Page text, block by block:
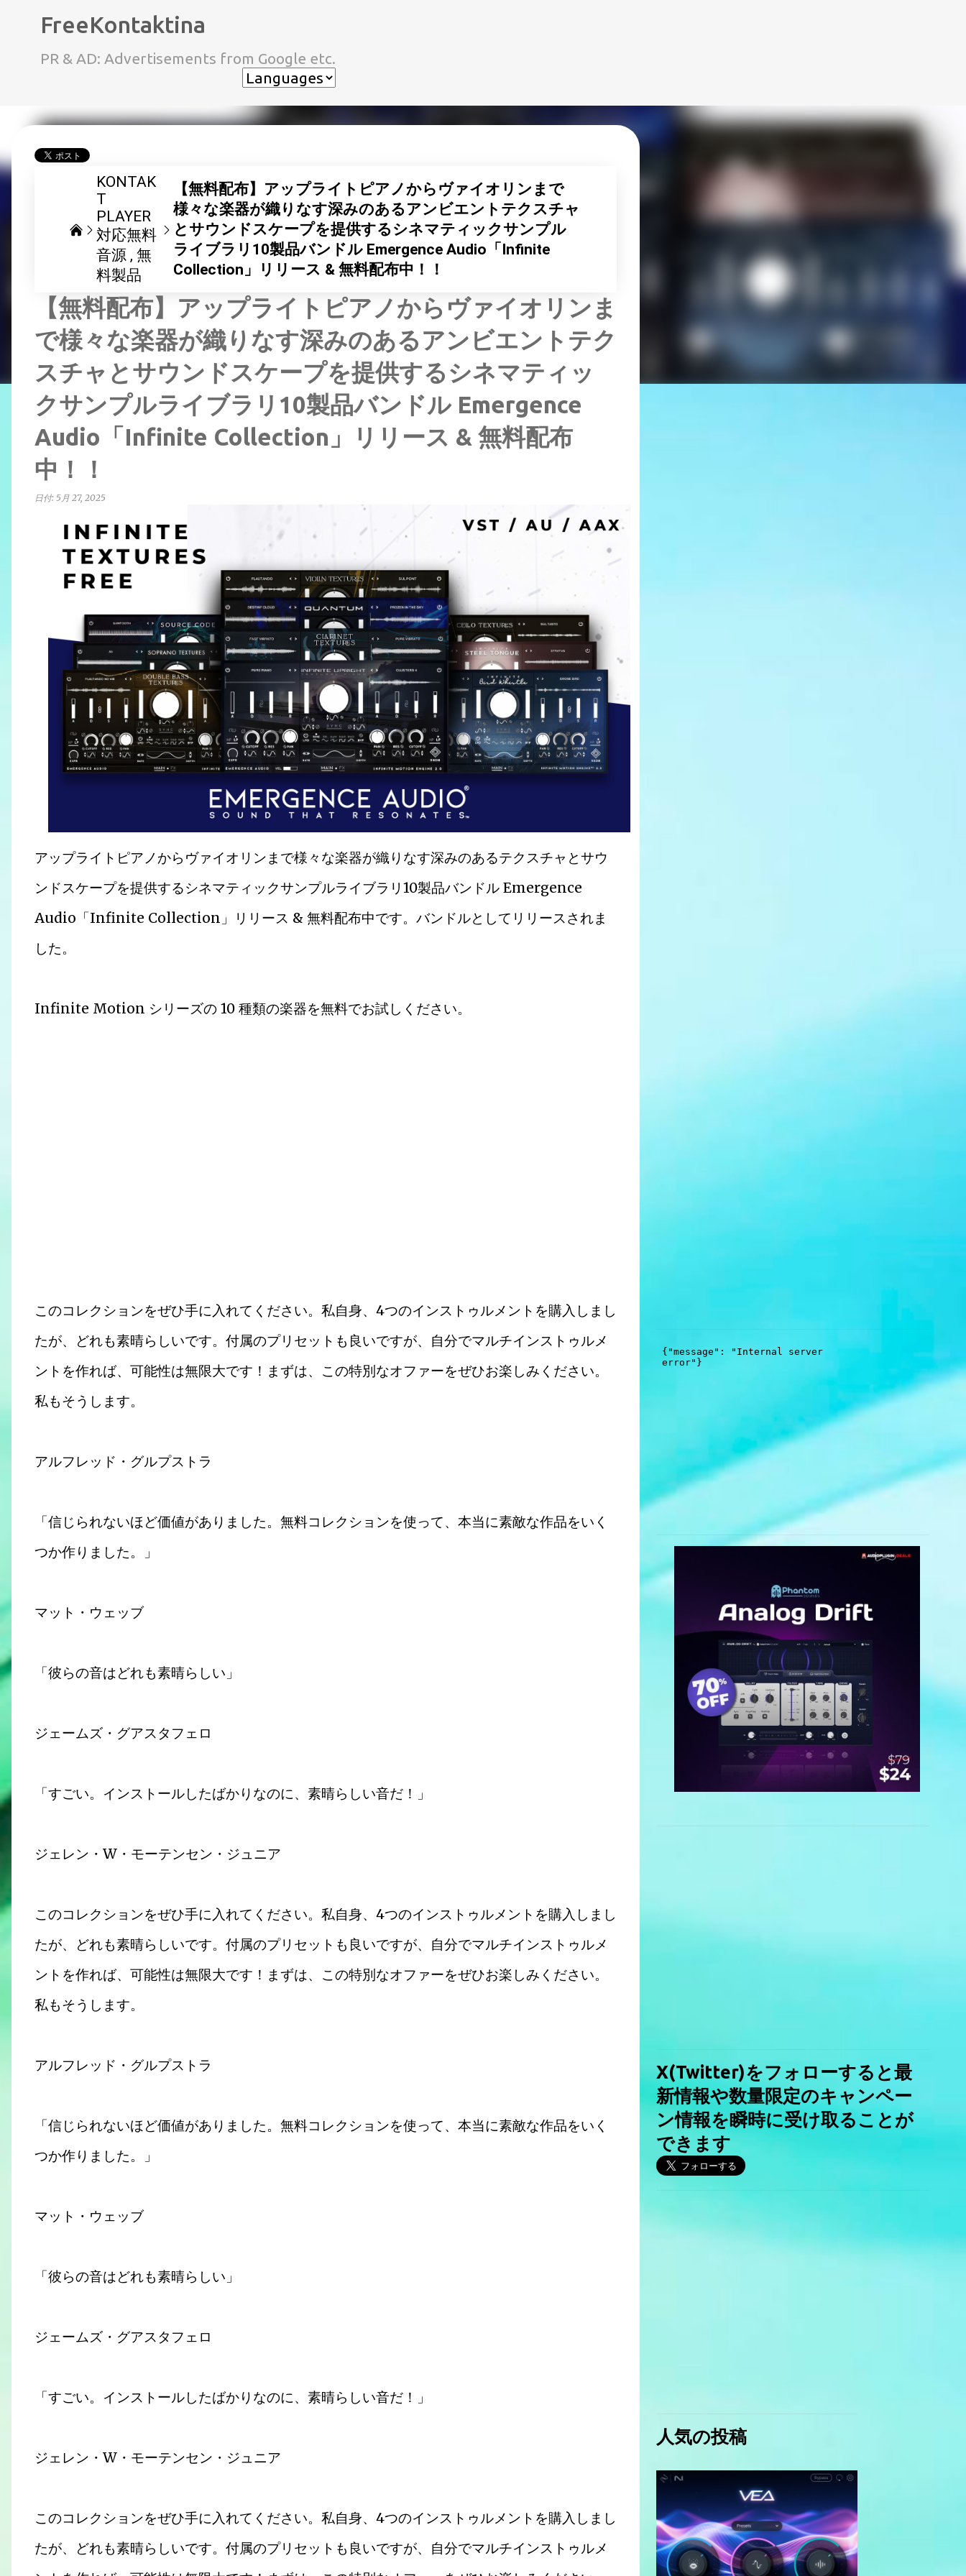
FreeKontaktina
PR & AD: Advertisements from Google etc.
KONTAK
T
PLAYER
対応無料
音源 無
料製品
【無料配布】アップライトピアノからヴァイオリンまで
様々な楽器が織りなす深みのあるアンビエントテクスチャ
とサウンドスケープを提供するシネマティックサンプル
ライブラリ10製品バンドル Emergence Audio「Infinite
Collection」リリース & 無料配布中！！
【無料配布】アップライトピアノからヴァイオリンま
で様々な楽器が織りなす深みのあるアンビエントテク
スチャとサウンドスケープを提供するシネマティッ
クサンプルライブラリ10製品バンドル Emergence
Audio「Infinite Collection」リリース & 無料配布
中！！
日付: 5月 27, 2025
アップライトピアノからヴァイオリンまで様々な楽器が織りなす深みのあるテクスチャとサウ
ンドスケープを提供するシネマティックサンプルライブラリ10製品バンドル Emergence
Audio「Infinite Collection」リリース & 無料配布中です。バンドルとしてリリースされま
した。
Infinite Motion シリーズの 10 種類の楽器を無料でお試しください。
このコレクションをぜひ手に入れてください。私自身、4つのインストゥルメントを購入しまし
たが、どれも素晴らしいです。付属のプリセットも良いですが、自分でマルチインストゥルメ
ントを作れば、可能性は無限大です！まずは、この特別なオファーをぜひお楽しみください。
私もそうします。
アルフレッド・グルプストラ
「信じられないほど価値がありました。無料コレクションを使って、本当に素敵な作品をいく
つか作りました。」
マット・ウェッブ
「彼らの音はどれも素晴らしい」
ジェームズ・グアスタフェロ
「すごい。インストールしたばかりなのに、素晴らしい音だ！」
ジェレン・W・モーテンセン・ジュニア
このコレクションをぜひ手に入れてください。私自身、4つのインストゥルメントを購入しまし
たが、どれも素晴らしいです。付属のプリセットも良いですが、自分でマルチインストゥルメ
ントを作れば、可能性は無限大です！まずは、この特別なオファーをぜひお楽しみください。
私もそうします。
アルフレッド・グルプストラ
「信じられないほど価値がありました。無料コレクションを使って、本当に素敵な作品をいく
つか作りました。」
マット・ウェッブ
「彼らの音はどれも素晴らしい」
ジェームズ・グアスタフェロ
「すごい。インストールしたばかりなのに、素晴らしい音だ！」
ジェレン・W・モーテンセン・ジュニア
このコレクションをぜひ手に入れてください。私自身、4つのインストゥルメントを購入しまし
たが、どれも素晴らしいです。付属のプリセットも良いですが、自分でマルチインストゥルメ
X(Twitter)をフォローすると最
新情報や数量限定のキャンペー
ン情報を瞬時に受け取ることが
できます
人気の投稿